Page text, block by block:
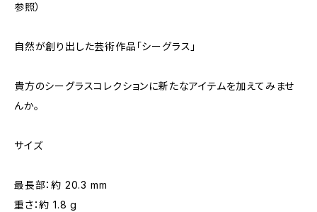
参照）
自然が創り出した芸術作品「シーグラス」
貴方のシーグラスコレクションに新たなアイテムを加えてみませ
んか。
サイズ
最長部：約 20.3 mm
重さ：約 1.8 g